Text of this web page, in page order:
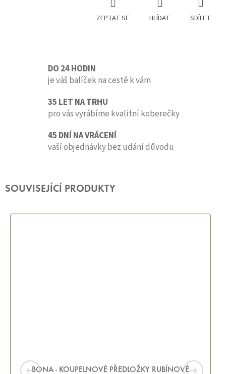
ZEPTAT SE HLÍDAT SDÍLET
DO 24 HODIN
je váš balíček na cestě k vám
35 LET NA TRHU
pro vás vyrábíme kvalitní koberečky
45 DNÍ NA VRÁCENÍ
vaší objednávky bez udání důvodu
SOUVISEJÍCÍ PRODUKTY
BONA - KOUPELNOVÉ PŘEDLOŽKY RUBÍNOVÉ